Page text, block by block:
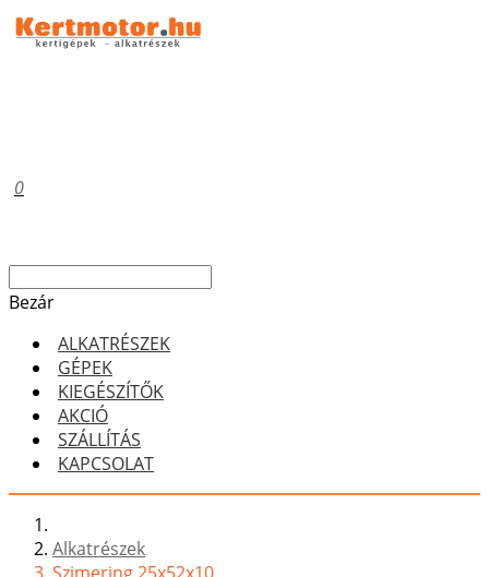
0
Bezár
ALKATRÉSZEK
GÉPEK
KIEGÉSZÍTŐK
AKCIÓ
SZÁLLÍTÁS
KAPCSOLAT
Alkatrészek